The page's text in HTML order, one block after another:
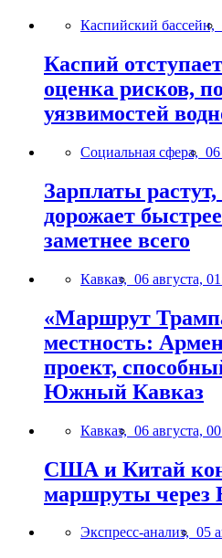
Каспийский бассейн,
Каспий
оценка рисков,
уязвимостей
Социальная сфера,
Зарплаты
дорожает
заметнее всего
Кавказ, 06 августа,
«Маршрут
местность:
проект,
Южный Кавказ
Кавказ, 06 августа,
США и Китай
маршруты
Экспресс-анализ, 05